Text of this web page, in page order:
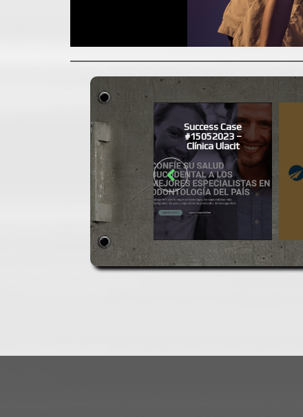
CASE HISTORY
#16092015 –
MABE – Stand on
Mexican
Success Case
#15052023 –
Clínica Ulacit